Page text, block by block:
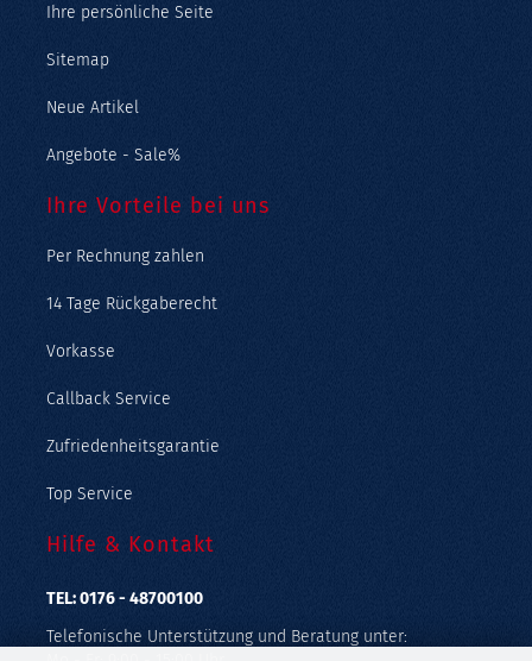
Ihre persönliche Seite
Sitemap
Neue Artikel
Angebote - Sale%
Ihre Vorteile bei uns
Per Rechnung zahlen
14 Tage Rückgaberecht
Vorkasse
Callback Service
Zufriedenheitsgarantie
Top Service
Hilfe & Kontakt
TEL: 0176 - 48700100
Telefonische Unterstützung und Beratung unter: